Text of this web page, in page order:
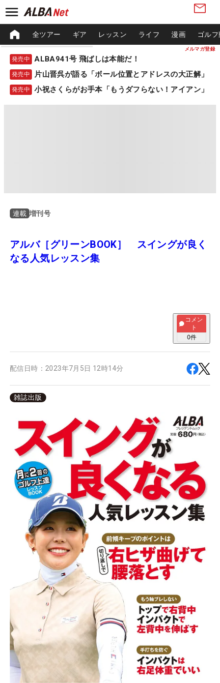
メルマガ登録
全ツアー ギア レッスン ライフ 漫画 ゴル
発売中 ALBA941号 飛ばしは本能だ！
発売中 片山晋呉が語る「ボール位置とアドレスの大正解」
発売中 小祝さくらがお手本「もうダフらない！アイアン」
連載 増刊号
アルバ［グリーンBOOK］ スイングが良く
なる人気レッスン集
コメン
ト
0件
配信日時： 2023年7月5日 12時14分
雑誌出版